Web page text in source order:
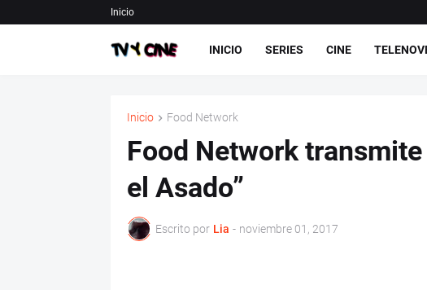
Inicio
INICIO SERIES CINE
Inicio Food Network
Food Network
el Asado”
Escrito por Lia - noviembre 01, 2017